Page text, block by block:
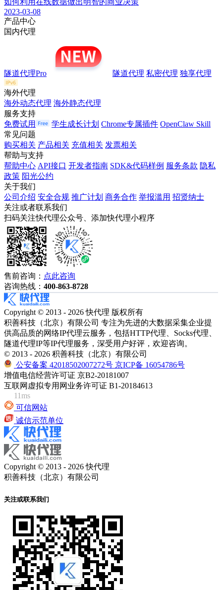
如何利用在线数据做出明智的商业决策
2023-03-08
产品中心
国内代理
隧道代理Pro 隧道代理 私密代理 独享代理
海外代理
海外动态代理 海外静态代理
服务支持
免费试用
学生成长计划 Chrome专属插件 OpenClaw Skill
常见问题
购买相关 产品相关 充值相关 发票相关
帮助与支持
帮助中心 API接口 开发者指南 SDK&代码样例 服务条款 隐私
政策 阳光公约
关于我们
公司介绍 安全合规 推广计划 商务合作 举报滥用 招贤纳士
关注或者联系我们
扫码关注快代理公众号、添加快代理小程序
售前咨询： 点此咨询
咨询热线： 400-863-8728
Copyright © 2013 - 2026 快代理 版权所有
积善科技（北京）有限公司 专注为先进的大数据采集企业提
供高品质的网络IP代理云服务，包括HTTP代理、Socks代理、
隧道代理IP等IP代理服务，深受用户好评，欢迎咨询。
© 2013 - 2026 积善科技（北京）有限公司
公安备案 42018502007272号 京ICP备 16054786号
增值电信经营许可证 京B2-20181007
互联网虚拟专用网业务许可证 B1-20184613
11ms
可信网站
诚信示范单位
Copyright © 2013 - 2026 快代理
积善科技（北京）有限公司
关注或联系我们